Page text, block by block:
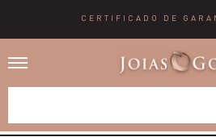
CERTIFICADO DE